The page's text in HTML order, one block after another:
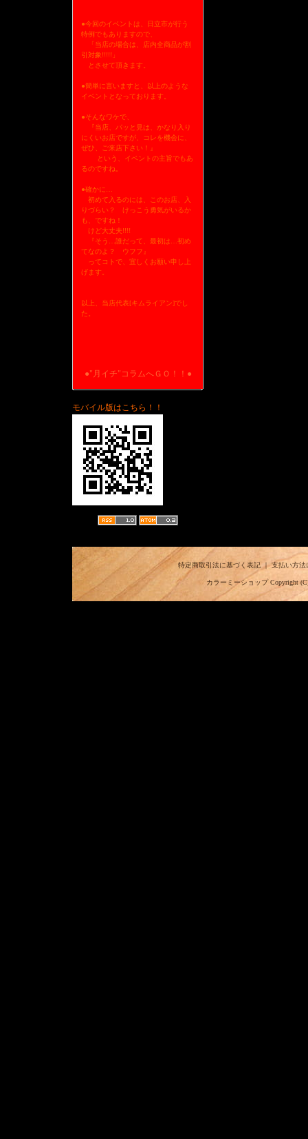
●今回のイベントは、日立市が行う
特例でもありますので、
「当店の場合は、店内全商品が割
引対象!!!!!」
とさせて頂きます。
●簡単に言いますと、以上のような
イベントとなっております。
●そんなワケで、
『当店、パッと見は、かなり入り
にくいお店ですが、コレを機会に、
ぜひ、ご来店下さい！』
という、イベントの主旨でもあ
るのですね。
●確かに…
初めて入るのには、このお店、入
りづらい？ けっこう勇気がいるか
も、ですね！
けど大丈夫!!!!
『そう…誰だって、最初は…初め
てなのよ？ ウフフ』
ってコトで、宜しくお願い申し上
げます。
以上、当店代表[キムライアン]でし
た。
●"月イチ"コラムへＧＯ！！●
モバイル版はこちら！！
特定商取引法に基づく表記｜支払い方法
カラーミーショップCopyright